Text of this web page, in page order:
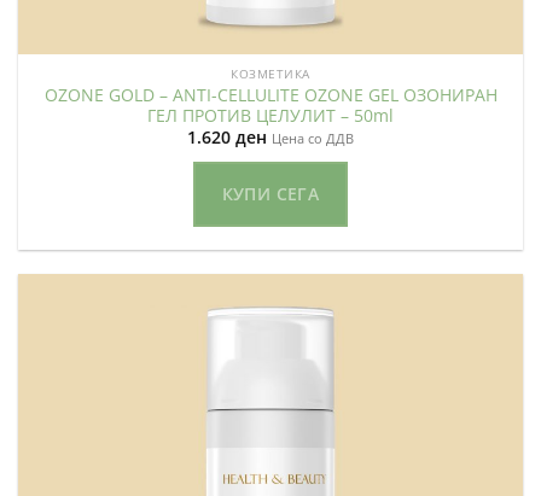
КОЗМЕТИКА
OZONE GOLD – ANTI-CELLULITE OZONE GEL ОЗОНИРАН
ГЕЛ ПРОТИВ ЦЕЛУЛИТ – 50ml
1.620 ден Цена со ДДВ
КУПИ СЕГА